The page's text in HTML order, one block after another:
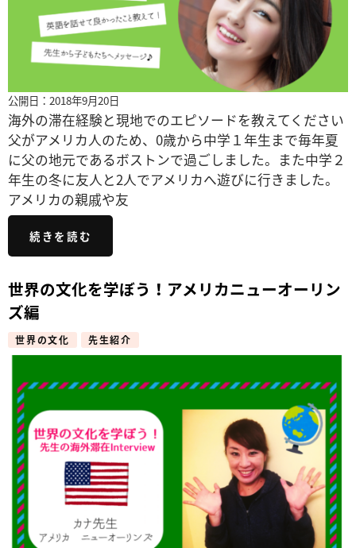
公開日：2018年9月20日
海外の滞在経験と現地でのエピソードを教えてください
父がアメリカ人のため、0歳から中学１年生まで毎年夏
に父の地元であるボストンで過ごしました。また中学２
年生の冬に友人と2人でアメリカへ遊びに行きました。
アメリカの親戚や友
続きを読む
世界の文化を学ぼう！アメリカニューオーリン
ズ編
世界の文化 先生紹介